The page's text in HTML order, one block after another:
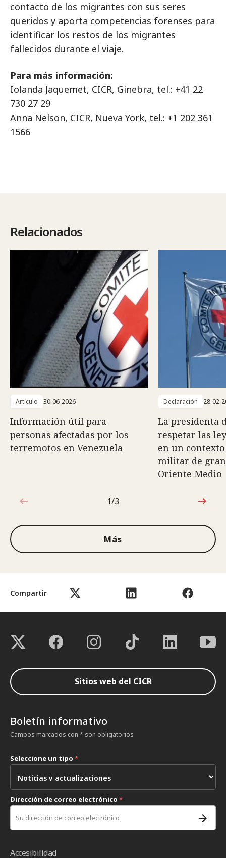
Compartir
contacto de los migrantes con sus seres
queridos y aporta competencias forenses para
identificar los restos de los migrantes
fallecidos durante el viaje.
Para más información:
Iolanda Jaquemet, CICR, Ginebra, tel.: +41 22
730 27 29
Anna Nelson, CICR, Nueva York, tel.: +1 202 361
1566
Relacionados
Artículo 30-06-2026
Información útil para
personas afectadas por los
terremotos en Venezuela
Declaración 28-02-
La presidenta
respetar las
en un
militar de
Oriente Medio
1de3
1/3
Más
Sitios web del CICR
Boletín informativo
Campos marcados con * son obligatorios
Seleccione un tipo *
Dirección de correo electrónico *
Accesibilidad